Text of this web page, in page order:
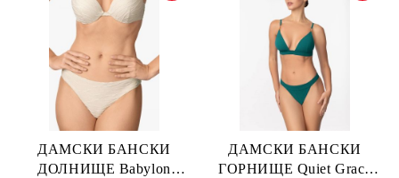
ДАМСКИ БАНСКИ
ДОЛНИЩЕ Babylon
ДАМСКИ БАНСКИ
ГОРНИЩЕ Quiet Grace